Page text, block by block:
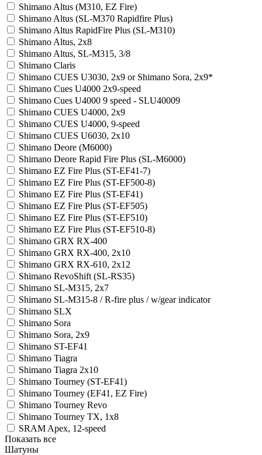
Shimano Altus (M310, EZ Fire)
Shimano Altus (SL-M370 Rapidfire Plus)
Shimano Altus RapidFire Plus (SL-M310)
Shimano Altus, 2x8
Shimano Altus, SL-M315, 3/8
Shimano Claris
Shimano CUES U3030, 2x9 or Shimano Sora, 2x9*
Shimano Cues U4000 2x9-speed
Shimano Cues U4000 9 speed - SLU40009
Shimano CUES U4000, 2x9
Shimano CUES U4000, 9-speed
Shimano CUES U6030, 2x10
Shimano Deore (M6000)
Shimano Deore Rapid Fire Plus (SL-M6000)
Shimano EZ Fire Plus (ST-EF41-7)
Shimano EZ Fire Plus (ST-EF500-8)
Shimano EZ Fire Plus (ST-EF41)
Shimano EZ Fire Plus (ST-EF505)
Shimano EZ Fire Plus (ST-EF510)
Shimano EZ Fire Plus (ST-EF510-8)
Shimano GRX RX-400
Shimano GRX RX-400, 2x10
Shimano GRX RX-610, 2x12
Shimano RevoShift (SL-RS35)
Shimano SL-M315, 2x7
Shimano SL-M315-8 / R-fire plus / w/gear indicator
Shimano SLX
Shimano Sora
Shimano Sora, 2x9
Shimano ST-EF41
Shimano Tiagra
Shimano Tiagra 2x10
Shimano Tourney (ST-EF41)
Shimano Tourney (EF41, EZ Fire)
Shimano Tourney Revo
Shimano Tourney TX, 1x8
SRAM Apex, 12-speed
Показать все
Шатуны